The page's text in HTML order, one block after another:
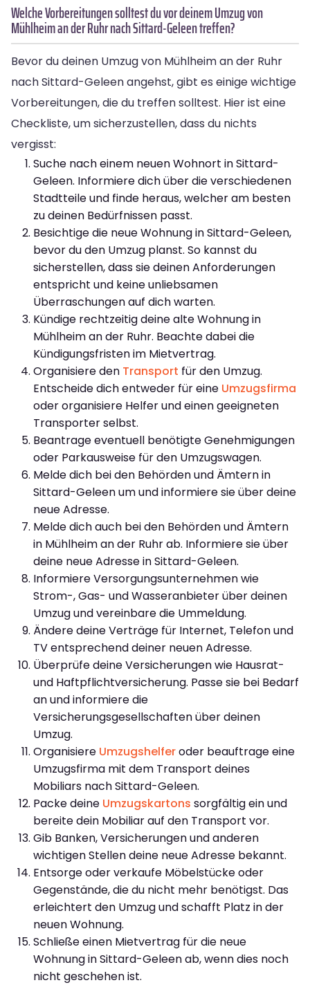
Welche Vorbereitungen solltest du vor deinem Umzug von
Mühlheim an der Ruhr nach Sittard-Geleen treffen?
Bevor du deinen Umzug von Mühlheim an der Ruhr
nach Sittard-Geleen angehst, gibt es einige wichtige
Vorbereitungen, die du treffen solltest. Hier ist eine
Checkliste, um sicherzustellen, dass du nichts
vergisst:
Suche nach einem neuen Wohnort in Sittard-
Geleen. Informiere dich über die verschiedenen
Stadtteile und finde heraus, welcher am besten
zu deinen Bedürfnissen passt.
Besichtige die neue Wohnung in Sittard-Geleen,
bevor du den Umzug planst. So kannst du
sicherstellen, dass sie deinen Anforderungen
entspricht und keine unliebsamen
Überraschungen auf dich warten.
Kündige rechtzeitig deine alte Wohnung in
Mühlheim an der Ruhr. Beachte dabei die
Kündigungsfristen im Mietvertrag.
Organisiere den Transport für den Umzug.
Entscheide dich entweder für eine Umzugsfirma
oder organisiere Helfer und einen geeigneten
Transporter selbst.
Beantrage eventuell benötigte Genehmigungen
oder Parkausweise für den Umzugswagen.
Melde dich bei den Behörden und Ämtern in
Sittard-Geleen um und informiere sie über deine
neue Adresse.
Melde dich auch bei den Behörden und Ämtern
in Mühlheim an der Ruhr ab. Informiere sie über
deine neue Adresse in Sittard-Geleen.
Informiere Versorgungsunternehmen wie
Strom-, Gas- und Wasseranbieter über deinen
Umzug und vereinbare die Ummeldung.
Ändere deine Verträge für Internet, Telefon und
TV entsprechend deiner neuen Adresse.
Überprüfe deine Versicherungen wie Hausrat-
und Haftpflichtversicherung. Passe sie bei Bedarf
an und informiere die
Versicherungsgesellschaften über deinen
Umzug.
Organisiere Umzugshelferoder beauftrage eine
Umzugsfirma mit dem Transport deines
Mobiliars nach Sittard-Geleen.
Packe deine Umzugskartons sorgfältig ein und
bereite dein Mobiliar auf den Transport vor.
Gib Banken, Versicherungen und anderen
wichtigen Stellen deine neue Adresse bekannt.
Entsorge oder verkaufe Möbelstücke oder
Gegenstände, die du nicht mehr benötigst. Das
erleichtert den Umzug und schafft Platz in der
neuen Wohnung.
Schließe einen Mietvertrag für die neue
Wohnung in Sittard-Geleen ab, wenn dies noch
nicht geschehen ist.